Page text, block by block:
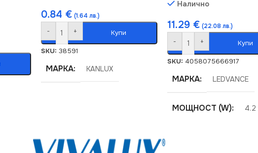
0.84 € (1.64 лв.)
- + Купи
SKU: 38591
МАРКА KANLUX
Налично
11.29 € (22.08 лв.)
- + Купи
SKU: 4058075666917
МАРКА LEDVANCE
МОЩНОСТ (W) 4.2